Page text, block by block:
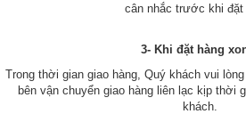
cân nhắc trước khi đặt
3- Khi đặt hàng
Trong thời gian giao hàng, Quý khách vui
bên vận chuyển giao hàng liên lạc kịp thời
khách.